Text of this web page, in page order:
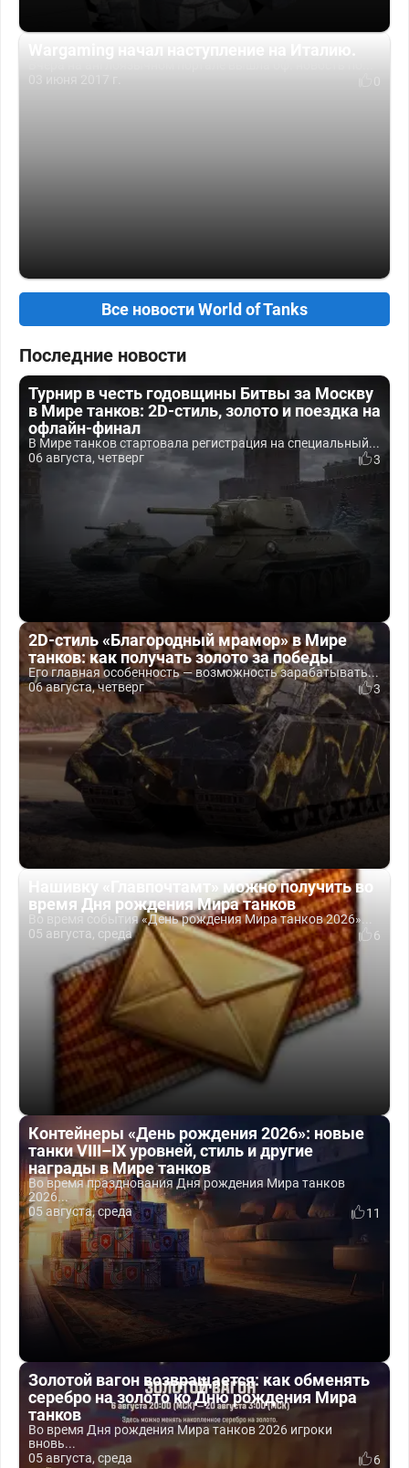
Все новости World of Tanks
Последние новости
Турнир в честь годовщины Битвы за Москву
в Мире танков: 2D-стиль, золото и поездка на
офлайн-финал
В Мире танков стартовала регистрация на специальный...
06 августа, четверг
3
2D-стиль «Благородный мрамор» в Мире
танков: как получать золото за победы
Его главная особенность — возможность зарабатывать...
06 августа, четверг
3
Нашивку «Главпочтамт» можно получить во
время Дня рождения Мира танков
Во время события «День рождения Мира танков 2026»...
05 августа, среда
6
Контейнеры «День рождения 2026»: новые
танки VIII–IX уровней, стиль и другие
награды в Мире танков
Во время празднования Дня рождения Мира танков
2026...
05 августа, среда
11
Золотой вагон возвращается: как обменять
серебро на золото ко Дню рождения Мира
танков
Во время Дня рождения Мира танков 2026 игроки
вновь...
05 августа, среда
6